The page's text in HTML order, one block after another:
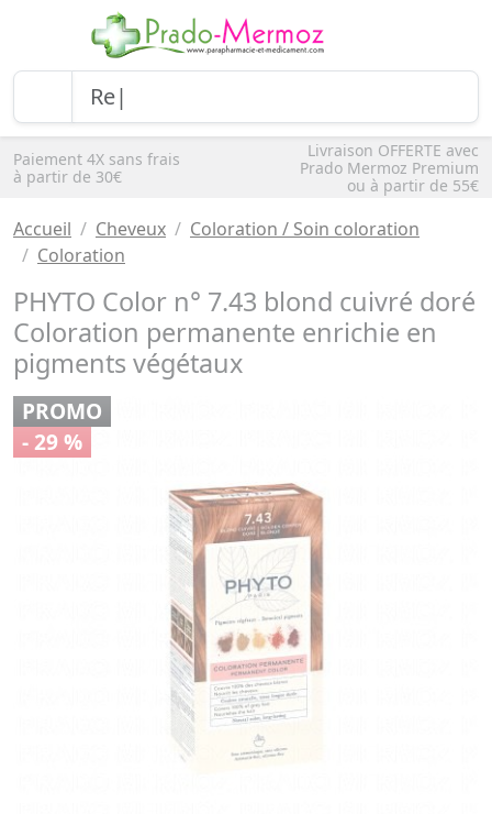
Paiement 4X sans frais
à partir de 30€
Livraison OFFERTE avec
Prado Mermoz Premium
ou à partir de 55€
Accueil Cheveux
Coloration / Soin coloration
Coloration
PHYTO Color n° 7.43 blond cuivré doré
Coloration permanente enrichie en
pigments végétaux
PROMO
- 29 %